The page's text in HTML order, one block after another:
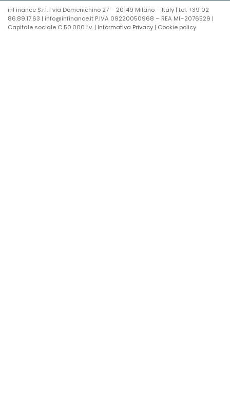
inFinance S.r.l. | via Domenichino 27 – 20149 Milano – Italy | tel. +39 02
86.89.17.63 | info@infinance.it P.IVA 09220050968 – REA MI–2076529 |
Capitale sociale € 50.000 i.v. | Informativa Privacy | Cookie policy